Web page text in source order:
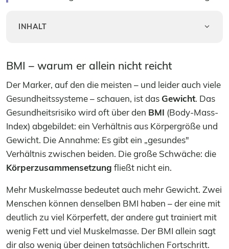
INHALT
BMI – warum er allein nicht reicht
Der Marker, auf den die meisten – und leider auch viele
Gesundheitssysteme – schauen, ist das Gewicht. Das
Gesundheitsrisiko wird oft über den BMI (Body-Mass-
Index) abgebildet: ein Verhältnis aus Körpergröße und
Gewicht. Die Annahme: Es gibt ein „gesundes"
Verhältnis zwischen beiden. Die große Schwäche: die
Körperzusammensetzung fließt nicht ein.
Mehr Muskelmasse bedeutet auch mehr Gewicht. Zwei
Menschen können denselben BMI haben – der eine mit
deutlich zu viel Körperfett, der andere gut trainiert mit
wenig Fett und viel Muskelmasse. Der BMI allein sagt
dir also wenig über deinen tatsächlichen Fortschritt.